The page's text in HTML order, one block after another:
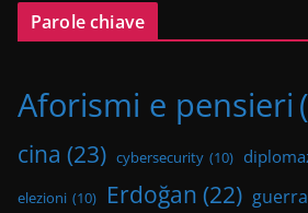
Parole chiave
Aforismi e pensieri
cina (23) cybersecurity (10)
elezioni (10) Erdoğan (22) guerra